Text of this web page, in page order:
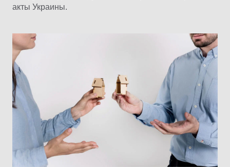
акты Украины.